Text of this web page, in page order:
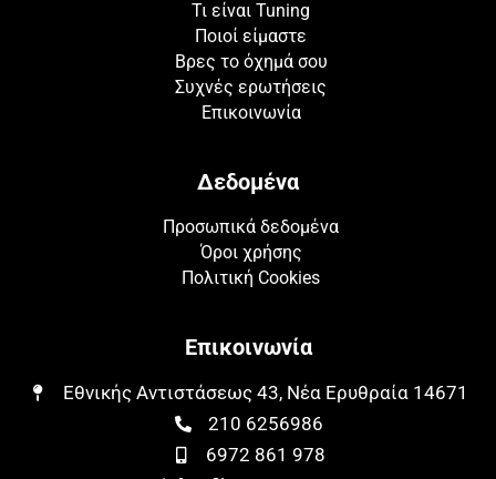
Τι είναι Tuning
Ποιοί είμαστε
Βρες το όχημά σου
Συχνές ερωτήσεις
Επικοινωνία
Δεδομένα
Προσωπικά δεδομένα
Όροι χρήσης
Πολιτική Cookies
Επικοινωνία
Εθνικής Αντιστάσεως 43, Νέα Ερυθραία 14671​​
210 6256986
6972 861 978